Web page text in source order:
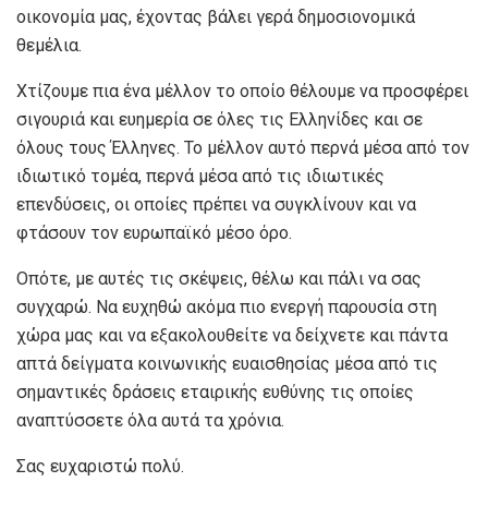
οικονομία μας, έχοντας βάλει γερά δημοσιονομικά
θεμέλια.
Χτίζουμε πια ένα μέλλον το οποίο θέλουμε να προσφέρει
σιγουριά και ευημερία σε όλες τις Ελληνίδες και σε
όλους τους Έλληνες. Το μέλλον αυτό περνά μέσα από τον
ιδιωτικό τομέα, περνά μέσα από τις ιδιωτικές
επενδύσεις, οι οποίες πρέπει να συγκλίνουν και να
φτάσουν τον ευρωπαϊκό μέσο όρο.
Οπότε, με αυτές τις σκέψεις, θέλω και πάλι να σας
συγχαρώ. Να ευχηθώ ακόμα πιο ενεργή παρουσία στη
χώρα μας και να εξακολουθείτε να δείχνετε και πάντα
απτά δείγματα κοινωνικής ευαισθησίας μέσα από τις
σημαντικές δράσεις εταιρικής ευθύνης τις οποίες
αναπτύσσετε όλα αυτά τα χρόνια.
Σας ευχαριστώ πολύ.